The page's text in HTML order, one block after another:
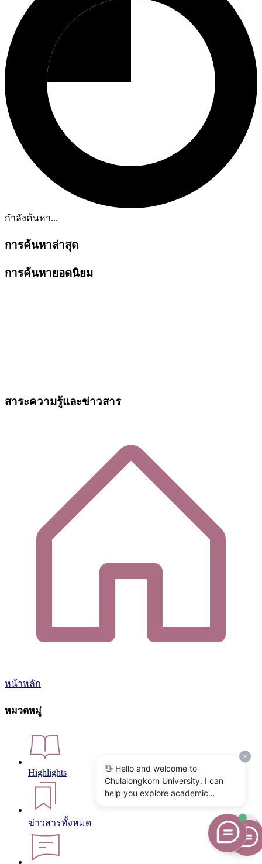
กำลังค้นหา...
การค้นหาล่าสุด
การค้นหายอดนิยม
สาระความรู้และข่าวสาร
หน้าหลัก
หมวดหมู่
Highlights
ข่าวสารทั้งหมด
👋 Hello and welcome to
Chulalongkorn University. I can
help you explore academic